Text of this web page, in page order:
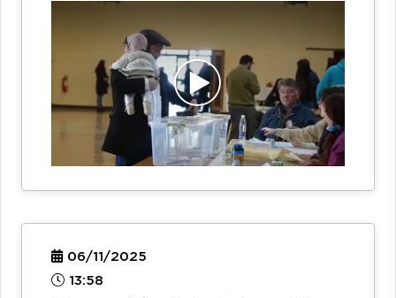
06/11/2025
13:58